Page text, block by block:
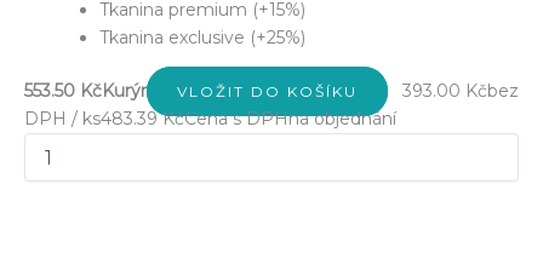
Tkanina premium (+15%)
Tkanina exclusive (+25%)
553.50 KčKurýr VLOŽIT DO KOŠÍKU 393.00 Kčbez
DPH / ks483.39 KčCena s DPHna objednání